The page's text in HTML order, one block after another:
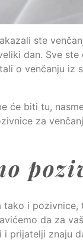
ste
dan. Sve
o venčanju
će biti tu,
za
tako i pozivnice,
da za
i prijatelji znaju